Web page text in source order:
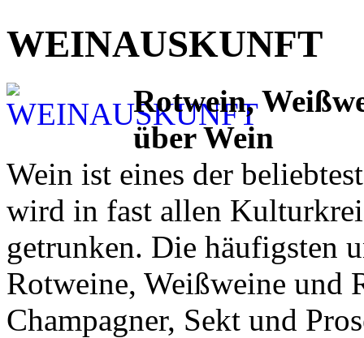
WEINAUSKUNFT
Rotwein,
über Wein
Wein ist eines der
wird in fast allen
getrunken. Die häufigsten
Rotweine, Weißweine und
Champagner, Sekt und